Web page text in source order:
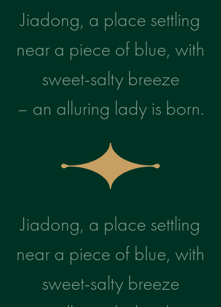
Jiadong, a place settling
near a piece of blue, with
sweet-salty breeze
– an alluring lady is born.
Jiadong, a place settling
near a piece of blue, with
sweet-salty breeze